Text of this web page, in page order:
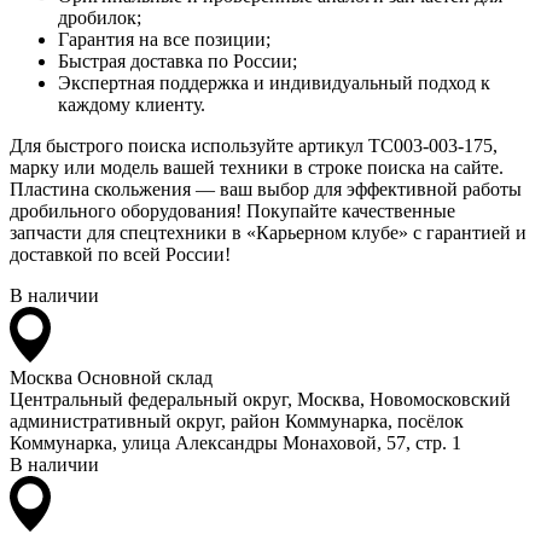
дробилок;
Гарантия на все позиции;
Быстрая доставка по России;
Экспертная поддержка и индивидуальный подход к
каждому клиенту.
Для быстрого поиска используйте артикул TC003-003-175,
марку или модель вашей техники в строке поиска на сайте.
Пластина скольжения — ваш выбор для эффективной работы
дробильного оборудования! Покупайте качественные
запчасти для спецтехники в «Карьерном клубе» с гарантией и
доставкой по всей России!
В наличии
Москва Основной склад
Центральный федеральный округ, Москва, Новомосковский
административный округ, район Коммунарка, посёлок
Коммунарка, улица Александры Монаховой, 57, стр. 1
В наличии